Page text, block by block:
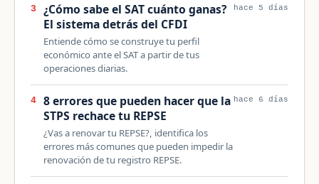
3
¿Cómo sabe el SAT cuánto ganas?
El sistema detrás del CFDI
Entiende cómo se construye tu perfil
económico ante el SAT a partir de tus
operaciones diarias.
hace 5 días
4
8 errores que pueden hacer que la
STPS rechace tu REPSE
¿Vas a renovar tu REPSE?, identifica los
errores más comunes que pueden impedir la
renovación de tu registro REPSE.
hace 6 días